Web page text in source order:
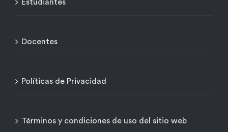
Estudiantes
Docentes
Políticas de Privacidad
Términos y condiciones de uso del sitio web